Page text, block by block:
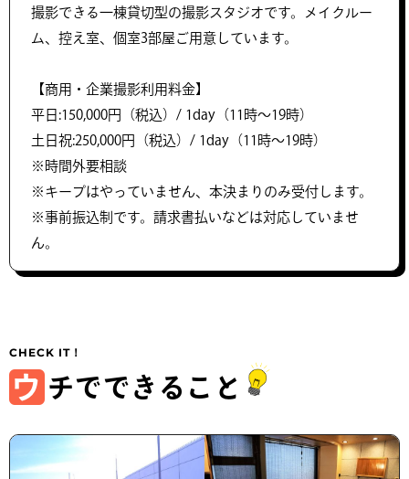
撮影できる一棟貸切型の撮影スタジオです。メイクルー
ム、控え室、個室3部屋ご用意しています。
【商用・企業撮影利用料金】
平日:150,000円（税込）/ 1day（11時～19時）
土日祝:250,000円（税込）/ 1day（11時～19時）
※時間外要相談
※キープはやっていません、本決まりのみ受付します。
※事前振込制です。請求書払いなどは対応していませ
ん。
ウ チでできること